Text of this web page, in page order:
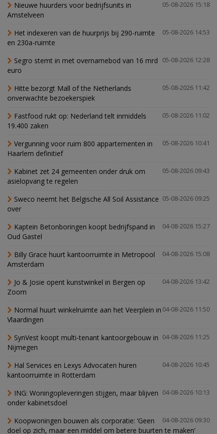
05-08-2026 15:18
Nieuwe huurders voor bedrijfsunits in
Amstelveen
05-08-2026 14:53
Het indexeren van de huurprijs bij 290-ruimte
en 230a-ruimte
05-08-2026 12:28
Segro stemt in met overnamebod van 16 mrd
euro
05-08-2026 11:42
Hitte bezorgt Mall of the Netherlands
onverwachte bezoekerspiek
05-08-2026 11:02
Fastfood rukt op: Nederland telt inmiddels
19.400 zaken
05-08-2026 10:41
Vergunning voor ruim 800 appartementen in
Haarlem definitief
05-08-2026 09:43
Kabinet zet 24 gemeenten onder druk om
asielopvang te regelen
05-08-2026 09:25
Sweco neemt het Belgische All Soil Assistance
over
04-08-2026 15:27
Kaptein Betonboringen koopt bedrijfspand in
Oud Gastel
04-08-2026 15:08
Billy Grace huurt kantoorruimte in Metropool
Amsterdam
04-08-2026 13:42
Jo & Josie opent kunstwinkel in Bergen op
Zoom
04-08-2026 11:50
Normal huurt winkelruimte aan het Veerplein in
Vlaardingen
04-08-2026 11:25
SynVest koopt multi-tenant kantoorgebouw in
Nijmegen
04-08-2026 10:45
Hal Services en Lexys Advocaten huren
kantoorruimte in Rotterdam
04-08-2026 10:13
ING: Woningopleveringen stijgen, maar blijven
onder kabinetsdoel
04-08-2026 09:30
Koopwoningen bouwen als corporatie: ‘Geen
doel op zich, maar een middel om betere buurten te maken’